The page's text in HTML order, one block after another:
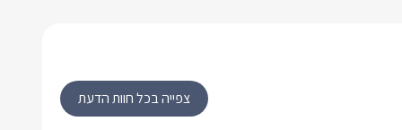
צפייה בכל חוות הדעת